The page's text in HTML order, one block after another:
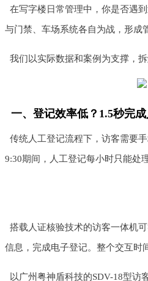
在写字楼日常管理中，你是否遇
与门禁、车场系统各自为战，形成
我们以实际数据和案例为支撑，
一、登记效率低？1.5秒完
传统人工登记流程下，访客需要
9:30期间，人工登记每小时只能处
搭载人证核验技术的访客一体机
信息，完成电子登记。整个交互时
以广州粤神盾科技的SDV-18型访